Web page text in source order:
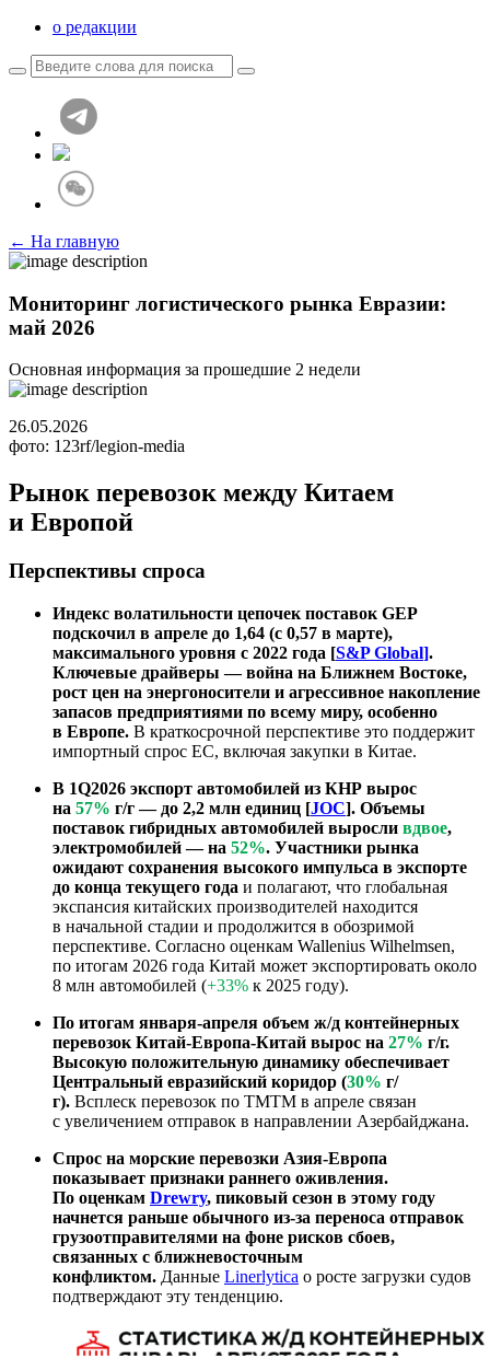
о редакции
← На главную
Мониторинг логистического рынка Евразии:
май 2026
Основная информация за прошедшие 2 недели
26.05.2026
фото: 123rf/legion-media
Рынок перевозок между Китаем
и Европой
Перспективы спроса
Индекс волатильности цепочек поставок GEP
подскочил в апреле до 1,64 (с 0,57 в марте),
максимального уровня с 2022 года [S&P Global].
Ключевые драйверы — война на Ближнем Востоке,
рост цен на энергоносители и агрессивное накопление
запасов предприятиями по всему миру, особенно
в Европе. В краткосрочной перспективе это поддержит
импортный спрос ЕС, включая закупки в Китае.
В 1Q2026 экспорт автомобилей из КНР вырос
на 57% г/г — до 2,2 млн единиц [JOC]. Объемы
поставок гибридных автомобилей выросли вдвое,
электромобилей — на 52%. Участники рынка
ожидают сохранения высокого импульса в экспорте
до конца текущего года и полагают, что глобальная
экспансия китайских производителей находится
в начальной стадии и продолжится в обозримой
перспективе. Согласно оценкам Wallenius Wilhelmsen,
по итогам 2026 года Китай может экспортировать около
8 млн автомобилей (+33% к 2025 году).
По итогам января-апреля объем ж/д контейнерных
перевозок Китай-Европа-Китай вырос на 27% г/г.
Высокую положительную динамику обеспечивает
Центральный евразийский коридор (30% г/
г). Всплеск перевозок по ТМТМ в апреле связан
с увеличением отправок в направлении Азербайджана.
Спрос на морские перевозки Азия-Европа
показывает признаки раннего оживления.
По оценкам Drewry, пиковый сезон в этому году
начнется раньше обычного из-за переноса отправок
грузоотправителями на фоне рисков сбоев,
связанных с ближневосточным
конфликтом. Данные Linerlytica о росте загрузки судов
подтверждают эту тенденцию.